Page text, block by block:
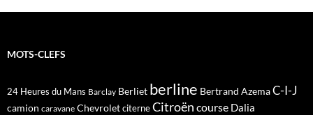
MOTS-CLEFS
24 Heures du Mans Barclay Berliet berline Bertrand AzemaC-I-J
camion caravane ChevroletciterneCitroën course Dalia